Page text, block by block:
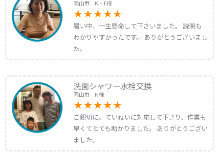
岡山市 K・E様
暑い中、一生懸命して下さいました。 説明も
わかりやすかったです。 ありがとうございまし
た。
洗面シャワー水栓交換
岡山市 N様
ご親切に、ていねいに対応して下さり、作業も
早くてとても助かりました。 ありがとうござい
ました。